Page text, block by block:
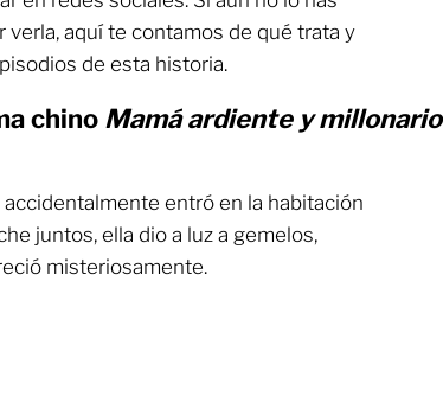
aquí te contamos de qué trata y
de esta historia.
chino Mamá ardiente y millonario
accidentalmente entró en la habitación
juntos, ella dio a luz a gemelos,
misteriosamente.